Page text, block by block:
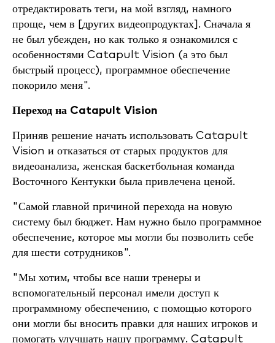
отредактировать теги, на мой взгляд, намного
проще, чем в [других видеопродуктах]. Сначала я
не был убежден, но как только я ознакомился с
особенностями Catapult Vision (а это был
быстрый процесс), программное обеспечение
покорило меня".
Переход на Catapult Vision
Приняв решение начать использовать Catapult
Vision и отказаться от старых продуктов для
видеоанализа, женская баскетбольная команда
Восточного Кентукки была привлечена ценой.
"Самой главной причиной перехода на новую
систему был бюджет. Нам нужно было программное
обеспечение, которое мы могли бы позволить себе
для шести сотрудников".
"Мы хотим, чтобы все наши тренеры и
вспомогательный персонал имели доступ к
программному обеспечению, с помощью которого
они могли бы вносить правки для наших игроков и
помогать улучшать нашу программу. Catapult